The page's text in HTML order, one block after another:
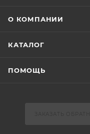
О КОМПАНИИ
КАТАЛОГ
ПОМОЩЬ